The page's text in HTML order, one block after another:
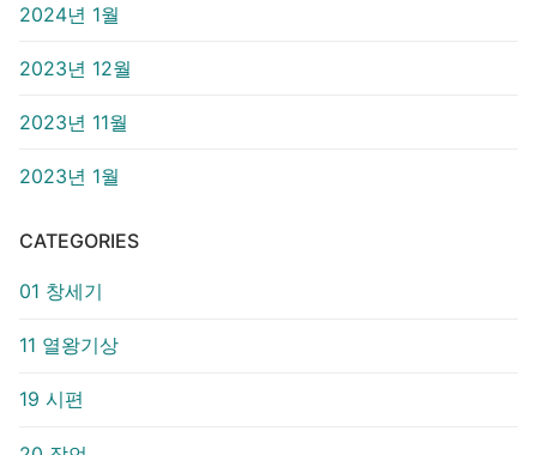
2024년 1월
2023년 12월
2023년 11월
2023년 1월
CATEGORIES
01 창세기
11 열왕기상
19 시편